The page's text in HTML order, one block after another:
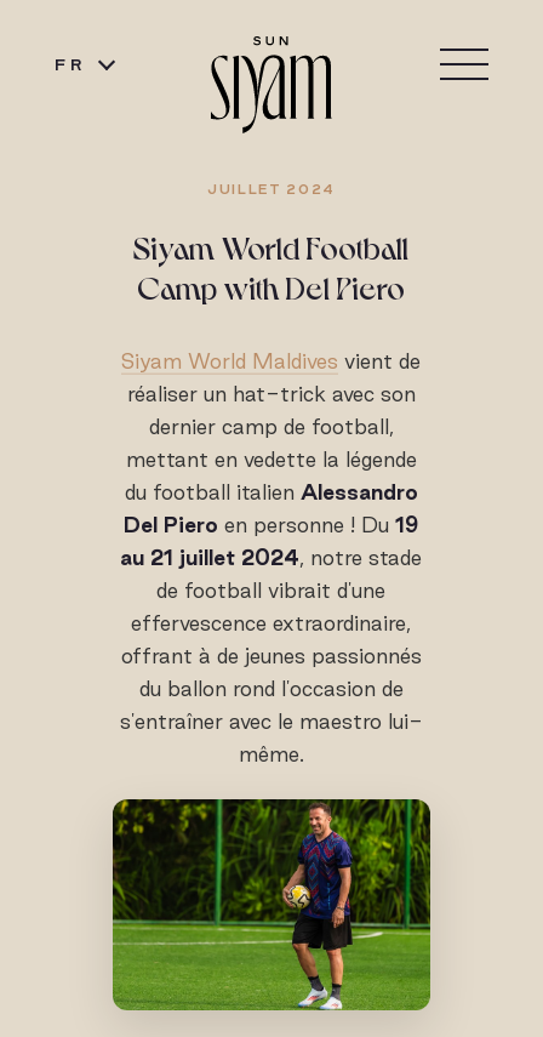
FR
JUILLET 2024
Siyam World Football
Camp with Del Piero
Siyam World Maldives vient de
réaliser un hat-trick avec son
dernier camp de football,
mettant en vedette la légende
du football italien Alessandro
Del Piero en personne ! Du19
au 21 juillet 2024, notre stade
de football vibrait d'une
effervescence extraordinaire,
offrant à de jeunes passionnés
du ballon rond l'occasion de
s'entraîner avec le maestro lui-
même.